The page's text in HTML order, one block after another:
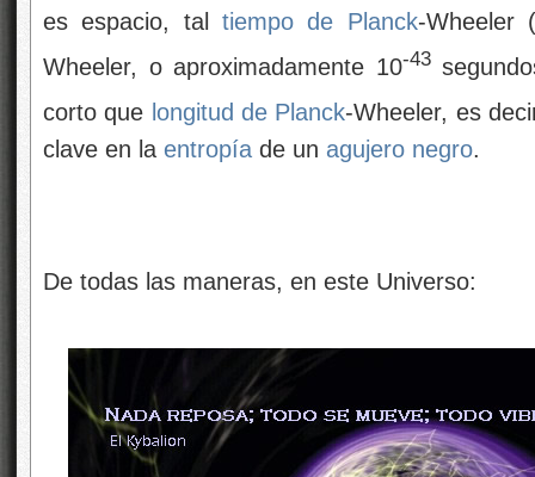
es espacio, taltiempo de Planck-
Wheeler, o aproximadamente 10-43
corto que longitud de Planck-Wheeler, es
clave en la entropía de un agujero negro.
De todas las maneras, en este Universo: